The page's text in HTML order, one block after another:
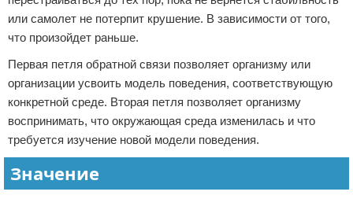
или самолет не потерпит крушение. В зависимости от того,
что произойдет раньше.
Первая петля обратной связи позволяет организму или
организации усвоить модель поведения, соответствующую
конкретной среде. Вторая петля позволяет организму
воспринимать, что окружающая среда изменилась и что
требуется изучение новой модели поведения.
Значение